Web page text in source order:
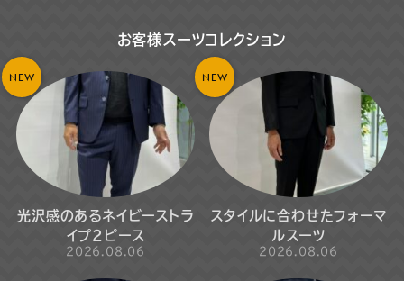
お客様スーツコレクション
光沢感のあるネイビーストラ
イプ2ピース
2026.08.06
NEW
スタイルに合わせたフォーマ
ルスーツ
2026.08.06
NEW